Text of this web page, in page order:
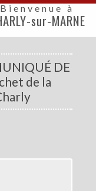
Bienvenue à
sur-MARNE
DE
de la